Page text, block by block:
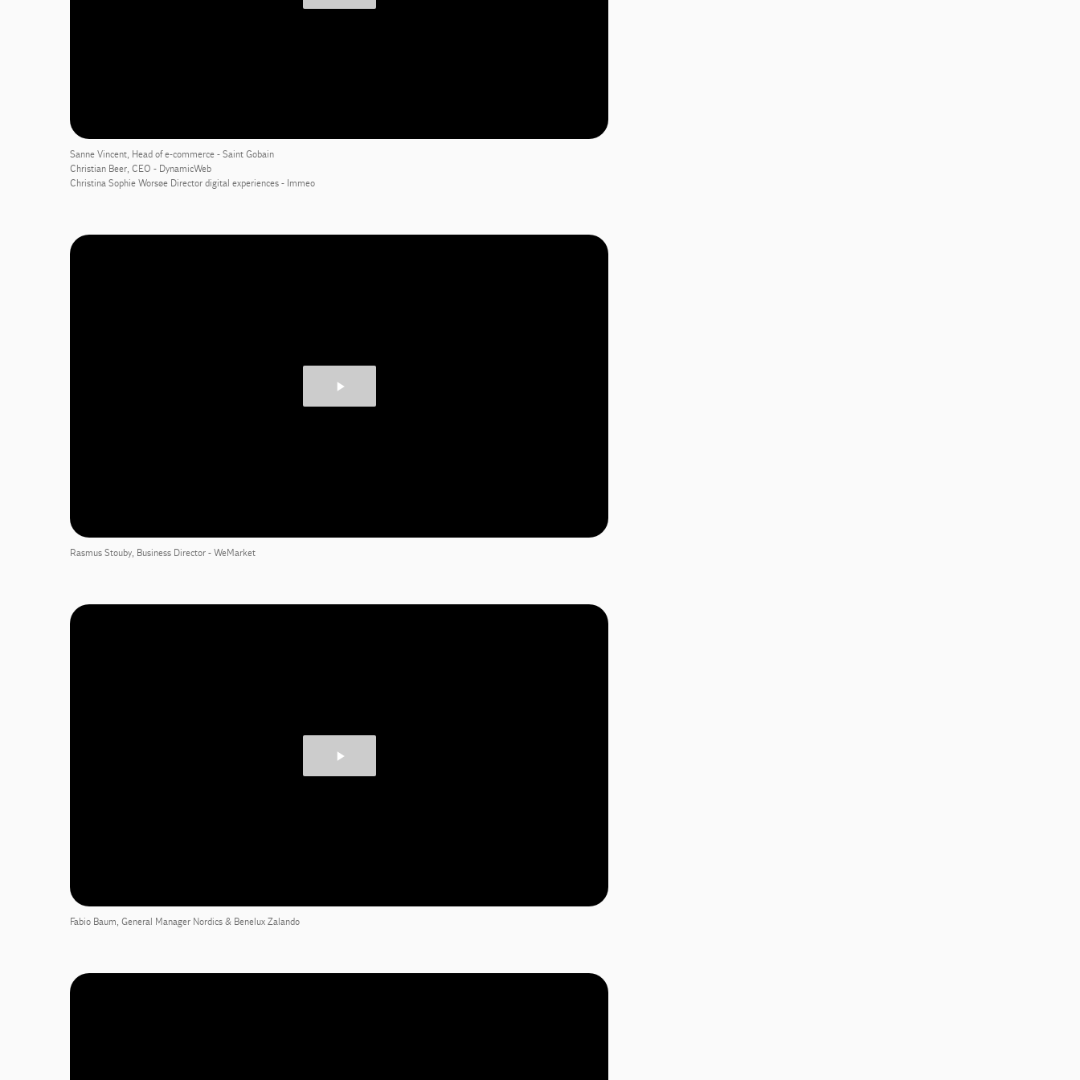
Sanne Vincent, Head of e-commerce - Saint Gobain
Christian Beer, CEO - DynamicWeb
Christina Sophie Worsøe Director digital experiences - Immeo
Rasmus Stouby, Business Director - WeMarket
Fabio Baum, General Manager Nordics & Benelux Zalando